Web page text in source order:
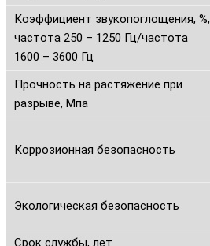
Коэффициент звукопоглощения, %,
частота 250 – 1250 Гц/частота
1600 – 3600 Гц
Прочность на растяжение при
разрыве, Мпа
Коррозионная безопасность
Экологическая безопасность
Срок службы, лет